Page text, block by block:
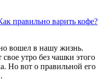
правильно варить кофе?
вошел в нашу жизнь.
утро без чашки этого
Но вот о правильной его